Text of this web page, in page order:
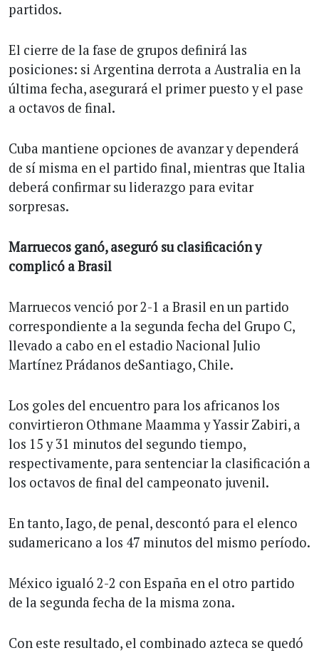
partidos.
El cierre de la fase de grupos definirá las
posiciones: si Argentina derrota a Australia en la
última fecha, asegurará el primer puesto y el pase
a octavos de final.
Cuba mantiene opciones de avanzar y dependerá
de sí misma en el partido final, mientras que Italia
deberá confirmar su liderazgo para evitar
sorpresas.
Marruecos ganó, aseguró su clasificación y
complicó a Brasil
Marruecos venció por 2-1 a Brasil en un partido
correspondiente a la segunda fecha del Grupo C,
llevado a cabo en el estadio Nacional Julio
Martínez Prádanos deSantiago, Chile.
Los goles del encuentro para los africanos los
convirtieron Othmane Maamma y Yassir Zabiri, a
los 15 y 31 minutos del segundo tiempo,
respectivamente, para sentenciar la clasificación a
los octavos de final del campeonato juvenil.
En tanto, Iago, de penal, descontó para el elenco
sudamericano a los 47 minutos del mismo período.
México igualó 2-2 con España en el otro partido
de la segunda fecha de la misma zona.
Con este resultado, el combinado azteca se quedó